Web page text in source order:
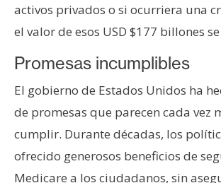
u
b
i
c
i
d
a
d
activos privados o si ocurriera una
el valor de esos USD $177 billones
Promesas incumplibles
El gobierno de Estados Unidos ha
de promesas que parecen cada vez
cumplir. Durante décadas, los
ofrecido generosos beneficios de
Medicare a los ciudadanos, sin